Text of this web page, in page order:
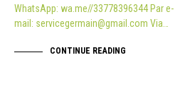
WhatsApp: wa.me//33778396344 Par e-
mail: servicegermain@gmail.com Via…
CONTINUE READING